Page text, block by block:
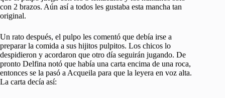
con 2 brazos. Aún así a todos les gustaba esta mancha tan
original.
Un rato después, el pulpo les comentó que debía irse a
preparar la comida a sus hijitos pulpitos. Los chicos lo
despidieron y acordaron que otro día seguirán jugando. De
pronto Delfina notó que había una carta encima de una roca,
entonces se la pasó a Acqueila para que la leyera en voz alta.
La carta decía así: